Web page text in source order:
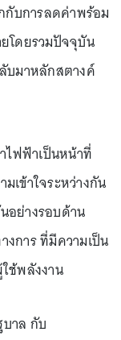
กับการลดค่าพร้อม
โดยรวมปัจจุบัน
บมาหลักสตางค์
ไฟฟ้าเป็นหน้าที่
เข้าใจระหว่างกัน
อย่างรอบด้าน
การ ที่มีความเป็น
ช้พลังงาน
าล กับ